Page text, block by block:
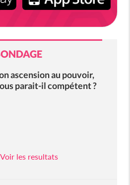
ascension au pouvoir,
parait-il compétent ?
les resultats